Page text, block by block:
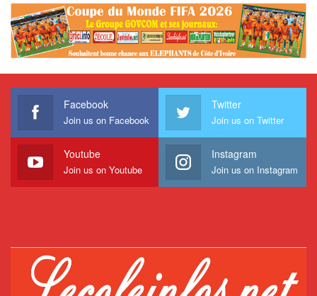
Facebook
Join us on Facebook
Twitter
Join us on Twitter
Youtube
Join us on Youtube
Instagram
Join us on Instagram